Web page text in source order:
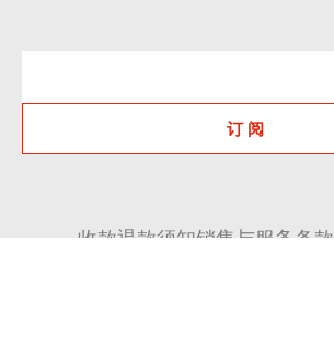
订 阅
收款退款须知销售与服务条款